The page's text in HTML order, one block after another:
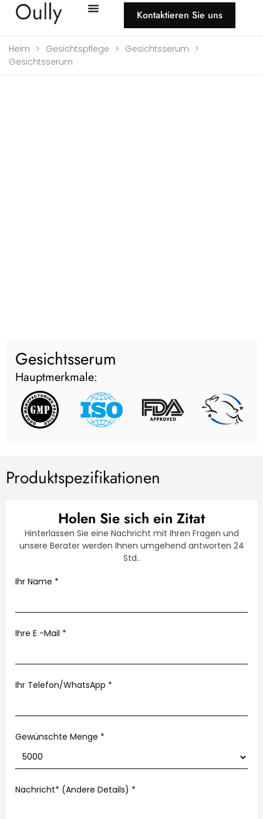
Kontaktieren Sie uns
Heim > Gesichtspflege > Gesichtsserum >
Gesichtsserum
Gesichtsserum
Hauptmerkmale:
Produktspezifikationen
Holen Sie sich ein Zitat
Hinterlassen Sie eine Nachricht mit Ihren Fragen und
unsere Berater werden Ihnen umgehend antworten 24
Std..
Ihr Name *
Ihre E -Mail *
Ihr Telefon/WhatsApp *
Gewünschte Menge *
Nachricht* (Andere Details) *